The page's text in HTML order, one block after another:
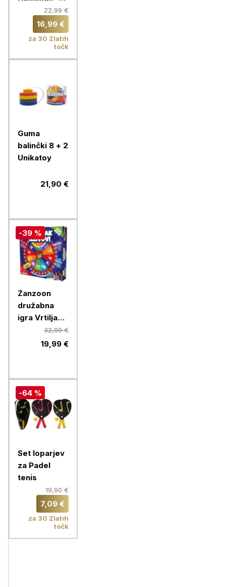
klasična igra
vislic
22,99 €
16,99 €
za 30 Zlatih
točk
Guma
balinčki 8 + 2
Unikatoy
21,90 €
-39 %
Zanzoon
družabna
igra Vrtiljak
Izzivov32,99 €
19,99 €
-64 %
Set loparjev
za Padel
tenis
19,90 €
7,09 €
za 30 Zlatih
točk